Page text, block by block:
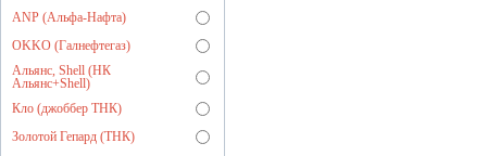
ANP (Альфа-Нафта)
OKKO (Галнефтегаз)
Альянс, Shell (НК
Альянс+Shell)
Кло (джоббер ТНК)
Золотой Гепард (ТНК)